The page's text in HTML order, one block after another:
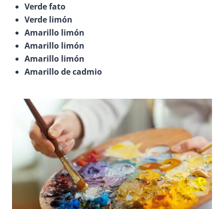
Verde fato
Verde limón
Amarillo limón
Amarillo limón
Amarillo limón
Amarillo de cadmio